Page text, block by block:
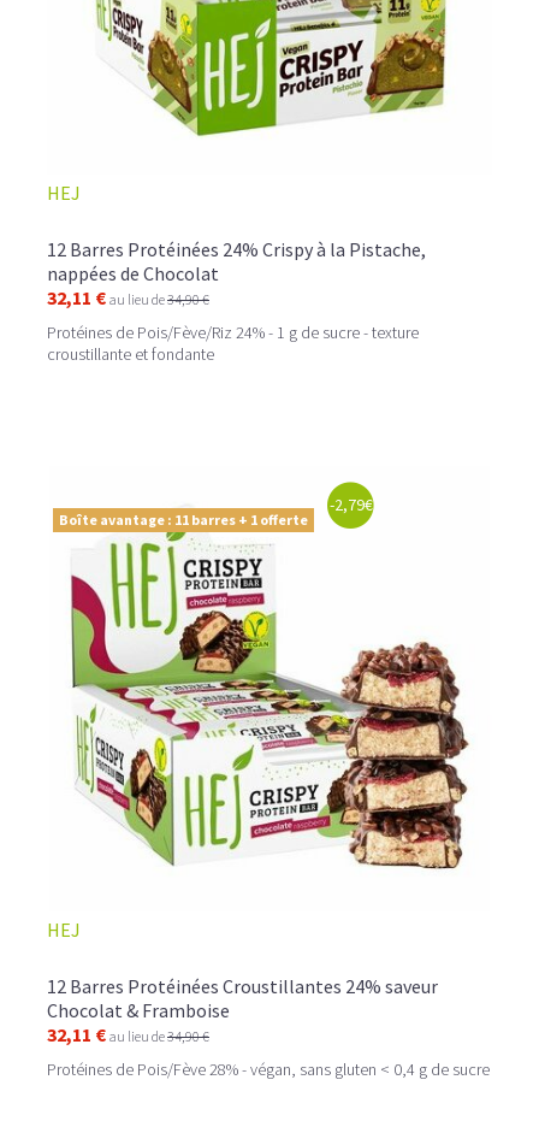
HEJ
12 Barres Protéinées 24% Crispy à la Pistache,
nappées de Chocolat
32,11 € au lieu de34,90 €
Protéines de Pois/Fève/Riz 24% - 1 g de sucre - texture
croustillante et fondante
Boîte avantage : 11 barres + 1 offerte
-2,79€
HEJ
12 Barres Protéinées Croustillantes 24% saveur
Chocolat & Framboise
32,11 € au lieu de34,90 €
Protéines de Pois/Fève 28% - végan, sans gluten < 0,4 g de sucre